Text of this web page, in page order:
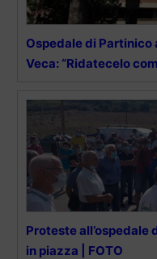
Ospedale di Partinico
Veca: “Ridatecelo
Proteste
in piazza | FOTO